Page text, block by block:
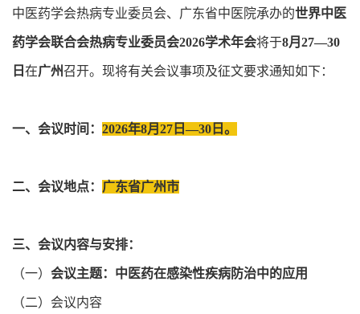
中医药学会热病专业委员会、广东省中医院承办的世界中医
药学会联合会热病专业委员会2026学术年会将于8月27—30
日 在广州召开。现将有关会议事项及征文要求通知如下：
一、会议时间： 2026年8月27日—30日。
二、会议地点： 广东省广州市
三、会议内容与安排：
（一） 会议主题：中医药在感染性疾病防治中的应用
（二）会议内容